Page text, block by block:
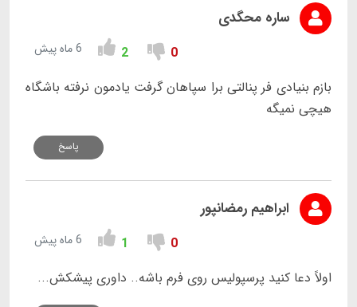
ساره محگدی
0
2 6 ماه پیش
بازم بنیادی فر پنالتی برا سپاهان گرفت یادمون نرفته باشگاه
هیچی نمیگه
پاسخ
ابراهیم رمضانپور
0
1 6 ماه پیش
اولاً دعا کنید پرسپولیس روی فرم باشه.. داوری پیشکش...